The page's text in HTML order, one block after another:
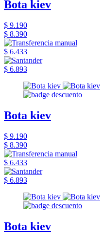
Bota kiev
$ 9.190
$ 8.390
$ 6.433
$ 6.893
Bota kiev
$ 9.190
$ 8.390
$ 6.433
$ 6.893
Bota kiev